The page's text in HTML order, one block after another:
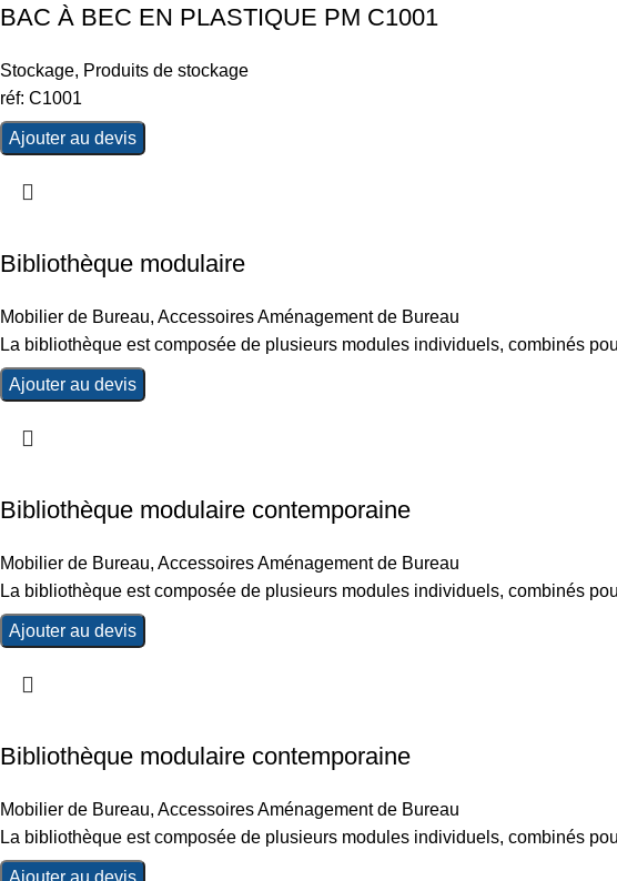
BAC À BEC EN PLASTIQUE PM C1001
Stockage, Produits de stockage
réf: C1001
Ajouter au devis
Bibliothèque modulaire
Mobilier de Bureau, Accessoires Aménagement de Bureau
La bibliothèque est composée de plusieurs modules individuels, combinés
Ajouter au devis
Bibliothèque modulaire contemporaine
Mobilier de Bureau, Accessoires Aménagement de Bureau
La bibliothèque est composée de plusieurs modules individuels, combinés
Ajouter au devis
Bibliothèque modulaire contemporaine
Mobilier de Bureau, Accessoires Aménagement de Bureau
La bibliothèque est composée de plusieurs modules individuels, combinés
Ajouter au devis